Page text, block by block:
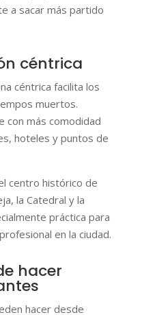
a sacar más partido
céntrica
céntrica facilita los
muertos.
con más comodidad
hoteles y puntos de
centro histórico de
la Catedral y la
práctica para
en la ciudad.
hacer
hacer desde